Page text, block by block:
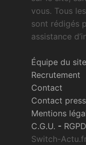
vous. Tous
sont rédigés
assistance
Équipe du site
Recrutement
Contact
Contact
Mentions
C.G.U. - RGPD
Switch-